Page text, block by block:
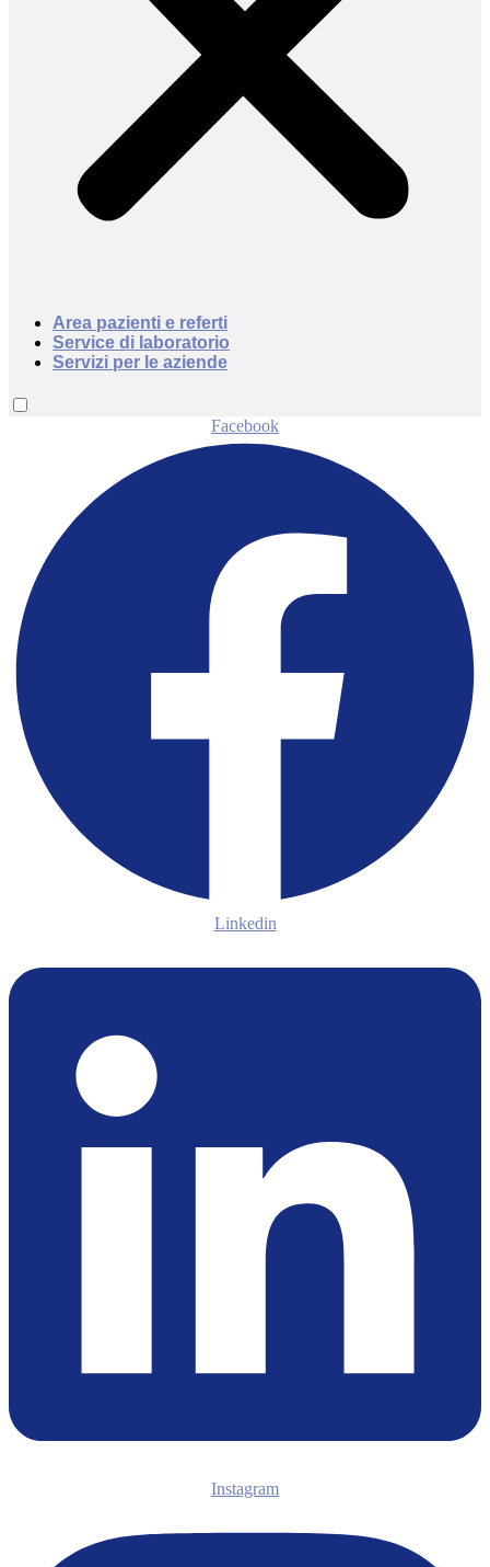
Area pazienti e referti
Service di laboratorio
Servizi per le aziende
Facebook
Linkedin
Instagram